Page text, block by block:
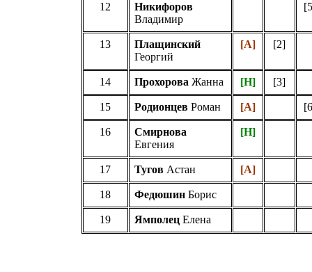
12
Никифоров
Владимир
13
Плащинский
Георгий
[А] [2]
14 Прохорова Жанна [Н] [3]
15 Родионцев Роман [А]
16
Смирнова
Евгения
[Н]
17 Тугов Астан [А]
18 Федюшин Борис
19 Ямполец Елена